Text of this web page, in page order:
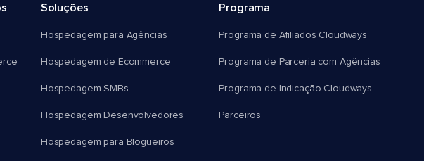
Soluções
Hospedagem para Agências
Hospedagem de Ecommerce
Hospedagem SMBs
Hospedagem Desenvolvedores
Hospedagem para Blogueiros
Programa
Programa de Afiliados Cloudways
Programa de Parceria com Agências
Programa de Indicação Cloudways
Parceiros